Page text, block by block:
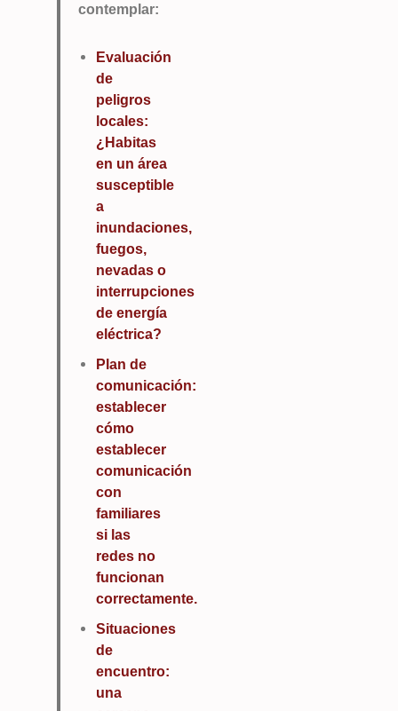
contemplar:
Evaluación
de
peligros
locales:
¿Habitas
en un área
susceptible
a
inundaciones,
fuegos,
nevadas o
interrupciones
de energía
eléctrica?
Plan de
comunicación:
establecer
cómo
establecer
comunicación
con
familiares
si las
redes no
funcionan
correctamente.
Situaciones
de
encuentro:
una